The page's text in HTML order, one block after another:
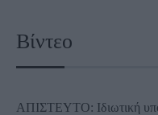
Βίντεο
ΑΠΙΣΤΕΥΤΟ: Ιδιωτική